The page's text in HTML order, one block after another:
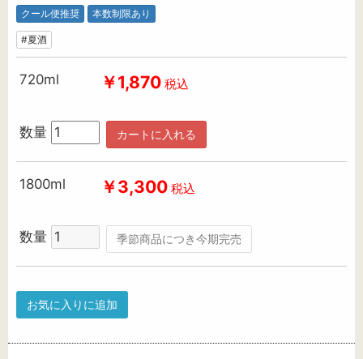
クール便推奨 本数制限あり
#夏酒
720ml ￥1,870 税込
数量 カートに入れる
1800ml ￥3,300 税込
数量 季節商品につき今期完売
お気に入りに追加